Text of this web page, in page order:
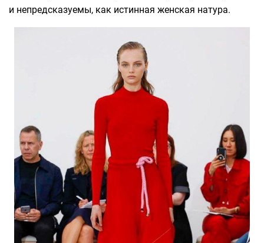
и непредсказуемы, как истинная женская натура.